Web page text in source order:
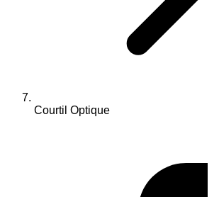
Courtil Optique